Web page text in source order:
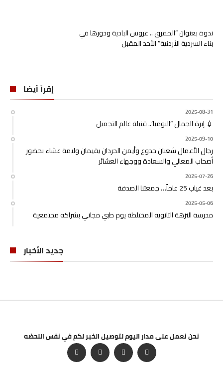
ندوة بعنوان “المفرق .. عروس البادية ودورها في
بناء السردية الأردنية” الأحد المقبل
إقرأ أيضا
2025-08-31
💉 إبرة الجمال “البومبا”.. قنبلة عالم التجميل
2025-09-10
رجال الأعمال شعبان جدوع وأيمن الحردان يقيمان وليمة عشاء بحضور
أصحاب المعالي والسعادة ووجهاء العشائر
2025-07-26
بعد غياب 25 عاماً… جمعتنا الصدفة
2025-05-06
مدرسة النزهة الثانوية المختلطة يوم طبي مجاني بشراكة مجتمعية
جديد الأخبار
نحن نعمل على مدار اليوم لتوصيل الخبر لكم في نفس اللحضه